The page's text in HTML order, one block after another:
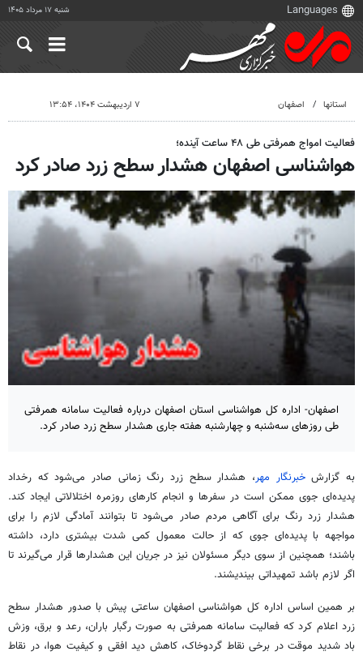
شنبه ۱۷ مرداد ۱۴۰۵
استانها اصفهان ۷ اردیبهشت ۱۴۰۴، ۱۳:۵۴
فعالیت امواج همرفتی طی ۴۸ ساعت آینده؛
هواشناسی اصفهان هشدار سطح زرد صادر کرد
اصفهان- اداره کل هواشناسی استان اصفهان درباره فعالیت سامانه همرفتی
طی روزهای سه‌شنبه و چهارشنبه هفته جاری هشدار سطح زرد صادر کرد.
به گزارشخبرنگار مهر، هشدار سطح زرد رنگ زمانی صادر می‌شود که رخداد
پدیده‌ای جوی ممکن است در سفرها و انجام کارهای روزمره اختلالاتی ایجاد کند.
هشدار زرد رنگ برای آگاهی مردم صادر می‌شود تا بتوانند آمادگی لازم را برای
مواجهه با پدیده‌ای جوی که از حالت معمول کمی شدت بیشتری دارد، داشته
باشند؛ همچنین از سوی دیگر مسئولان نیز در جریان این هشدارها قرار می‌گیرند تا
اگر لازم باشد تمهیداتی بیندیشند.
بر همین اساس اداره کل هواشناسی اصفهان ساعتی پیش با صدور هشدار سطح
زرد اعلام کرد که فعالیت سامانه همرفتی به صورت رگبار باران، رعد و برق، وزش
باد شدید موقت در برخی نقاط گردوخاک، کاهش دید افقی و کیفیت هوا، در نقاط